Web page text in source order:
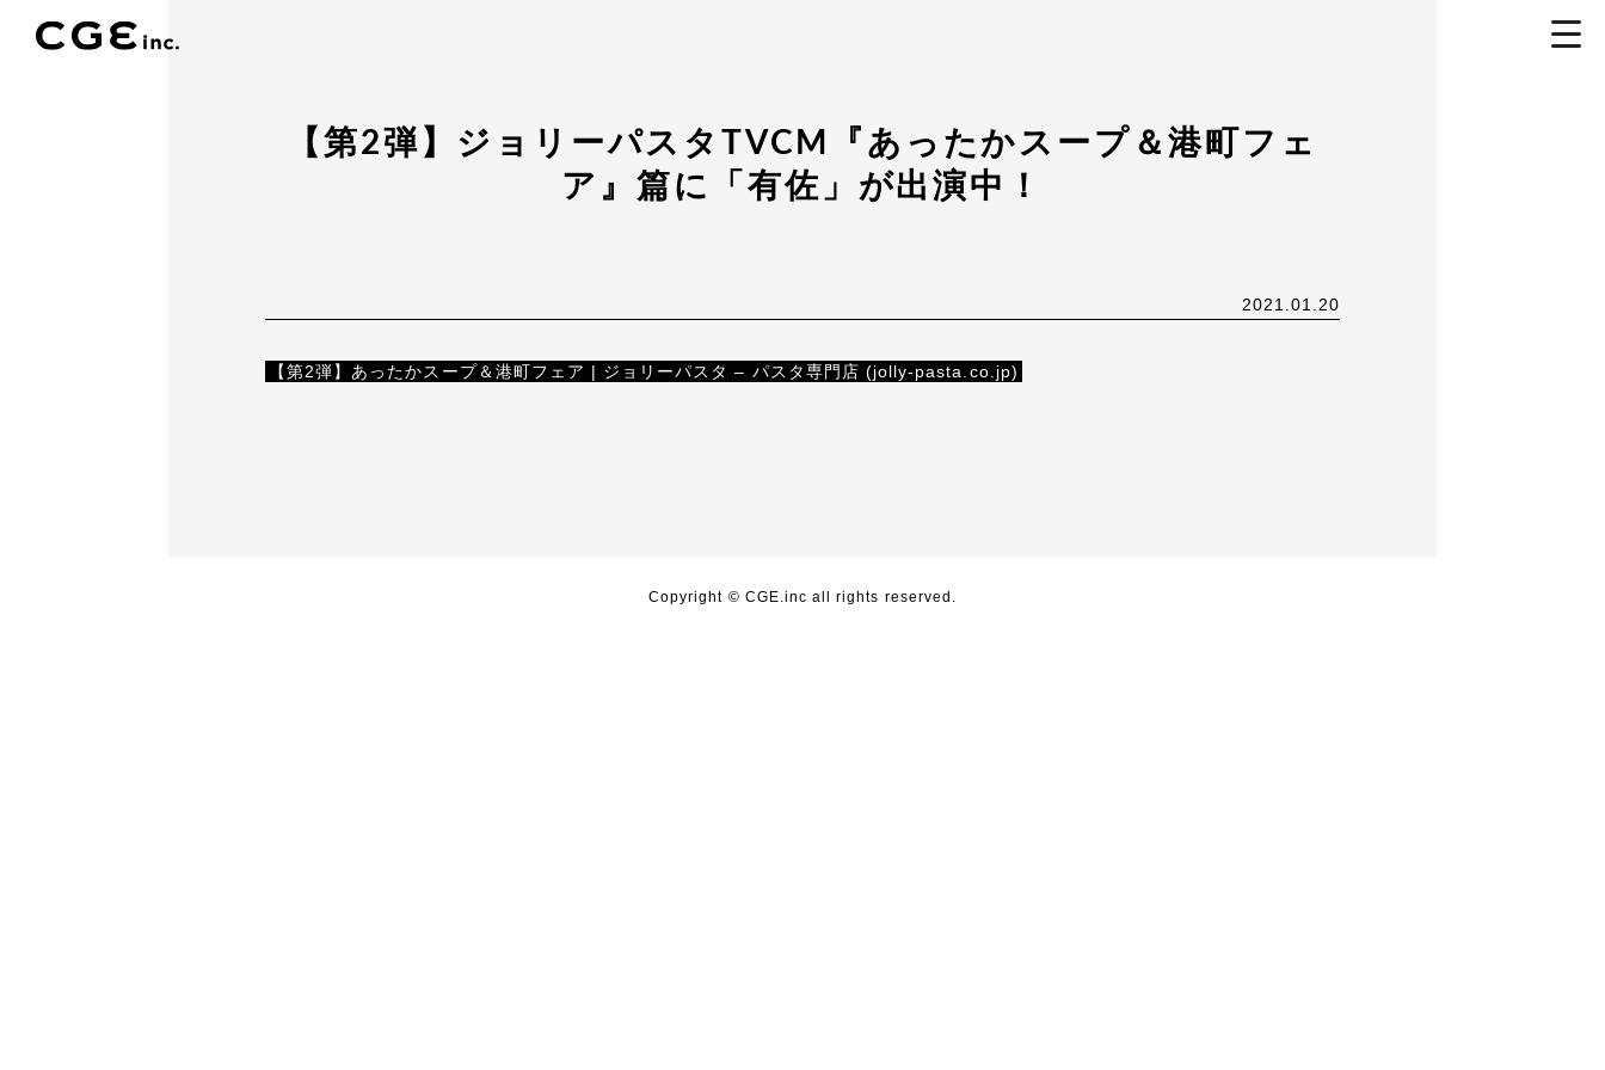
【第2弾】ジョリーパスタTVCM『あったかスープ＆港町フェ
ア』篇に「有佐」が出演中！
2021.01.20
【第2弾】あったかスープ＆港町フェア | ジョリーパスタ – パスタ専門店 (jolly-pasta.co.jp)
Copyright © CGE.inc all rights reserved.